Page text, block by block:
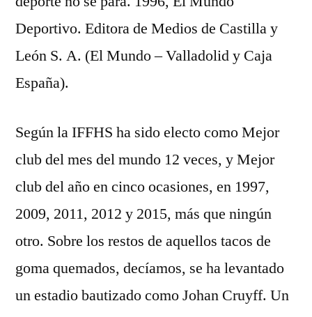
Deportivo. Editora de Medios de Castilla y
León S. A. (El Mundo – Valladolid y Caja
España).
Según la IFFHS ha sido electo como Mejor
club del mes del mundo 12 veces, y Mejor
club del año en cinco ocasiones, en 1997,
2009, 2011, 2012 y 2015, más que ningún
otro. Sobre los restos de aquellos tacos de
goma quemados, decíamos, se ha levantado
un estadio bautizado como Johan Cruyff. Un